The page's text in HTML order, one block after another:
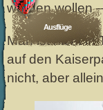
Ausflüge
werden wollen
Man ist nicht in
auf den
nicht, aber